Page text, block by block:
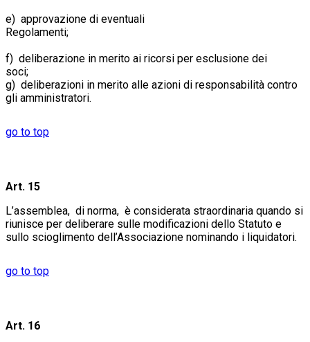
e) approvazione di eventuali
f) deliberazione in merito ai ricorsi per esclusione dei
g) deliberazioni in merito alle azioni di responsabilità contro
gli amministratori.
go to top
Art. 15
L’assemblea, di norma, è considerata straordinaria quando si
riunisce per deliberare sulle modificazioni dello Statuto e
sullo scioglimento dell’Associazione nominando i liquidatori.
go to top
Art. 16